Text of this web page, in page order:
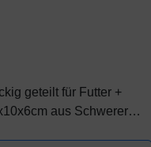
geteilt für Futter +
aus Schwerer